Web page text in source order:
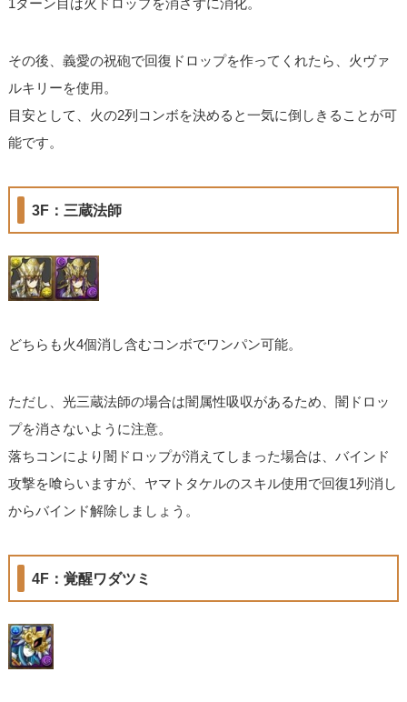
1ターン目は火ドロップを消さずに消化。
その後、義愛の祝砲で回復ドロップを作ってくれたら、火ヴァ
ルキリーを使用。
目安として、火の2列コンボを決めると一気に倒しきることが可
能です。
3F：三蔵法師
どちらも火4個消し含むコンボでワンパン可能。
ただし、光三蔵法師の場合は闇属性吸収があるため、闇ドロッ
プを消さないように注意。
落ちコンにより闇ドロップが消えてしまった場合は、バインド
攻撃を喰らいますが、ヤマトタケルのスキル使用で回復1列消し
からバインド解除しましょう。
4F：覚醒ワダツミ